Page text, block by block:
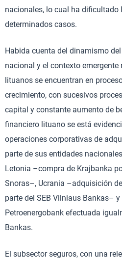
nacionales, lo cual ha dificultado
determinados casos.
Habida cuenta del dinamismo
nacional y el contexto emergente
lituanos se encuentran en
crecimiento, con sucesivos
capital y constante aumento de
financiero lituano se está
operaciones corporativas de
parte de sus entidades
Letonia –compra de Krajbanka
Snoras–, Ucrania –adquisición
parte del SEB Vilniaus Bankas–
Petroenergobank efectuada
Bankas.
El subsector seguros, con una